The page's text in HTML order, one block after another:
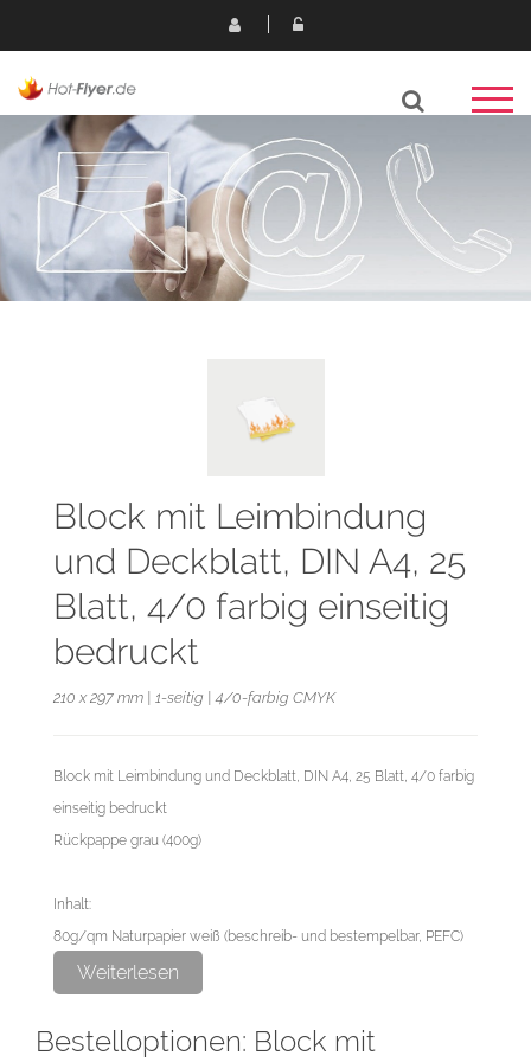
Block mit Leimbindung
und Deckblatt, DIN A4, 25
Blatt, 4/0 farbig einseitig
bedruckt
210 x 297 mm | 1-seitig | 4/0-farbig CMYK
Block mit Leimbindung und Deckblatt, DIN A4, 25 Blatt, 4/0 farbig
einseitig bedruckt
Rückpappe grau (400g)
Inhalt:
80g/qm Naturpapier weiß (beschreib- und bestempelbar, PEFC)
4/0 farbig einseitig bedruckt
Datenformat: 21,6 cm x 30,3 cm
Weiterlesen
Bestelloptionen: Block mit